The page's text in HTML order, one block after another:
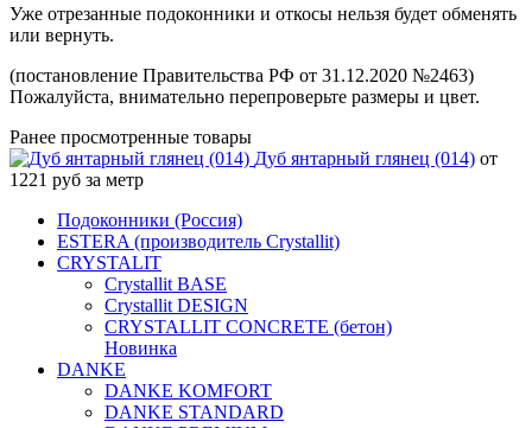
Уже отрезанные подоконники и откосы нельзя будет обменять
или вернуть.
(постановление Правительства РФ от 31.12.2020 №2463)
Пожалуйста, внимательно перепроверьте размеры и цвет.
Ранее просмотренные товары
Дуб янтарный глянец (014) от
1221 руб за метр
Подоконники (Россия)
ESTERA (производитель Crystallit)
CRYSTALIT
Crystallit BASE
Crystallit DESIGN
CRYSTALLIT CONCRETE (бетон)
Новинка
DANKE
DANKE KOMFORT
DANKE STANDARD